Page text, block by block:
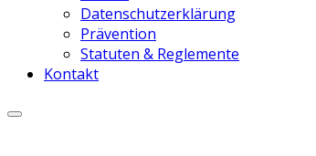
Datenschutzerklärung
Prävention
Statuten & Reglemente
Kontakt